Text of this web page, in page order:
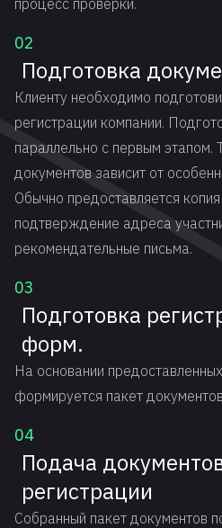
процесс проверки.
02
Подготовка
Клиенту необходимо
регистрации компании.
параллельно с первым этапом.
документов зависит от
Обычно предоставляется
подтверждение адреса
рекомендательные письма.
03
Подготовка
форм.
На основании
формируется пакет
04
Подача
регистрации
Собранный пакет документов